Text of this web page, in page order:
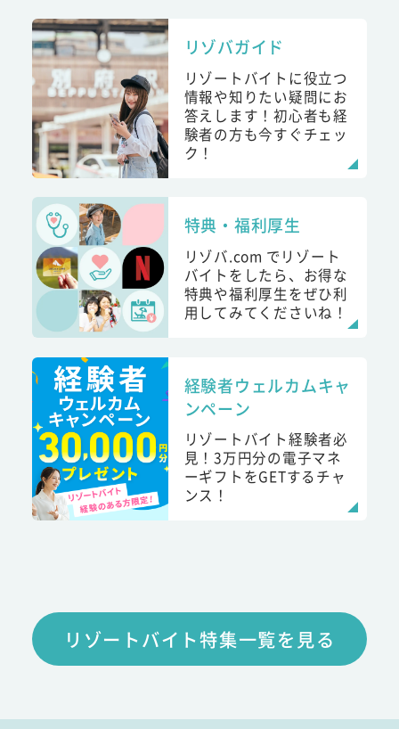
リゾバガイド
リゾートバイトに役立つ
情報や知りたい疑問にお
答えします！初心者も経
験者の方も今すぐチェッ
ク！
特典・福利厚生
リゾバ.com でリゾート
バイトをしたら、お得な
特典や福利厚生をぜひ利
用してみてくださいね！
経験者ウェルカムキャ
ンペーン
リゾートバイト経験者必
見！3万円分の電子マネ
ーギフトをGETするチャ
ンス！
リゾートバイト特集一覧を見る